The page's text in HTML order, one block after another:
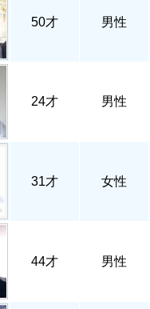
50才 男性
24才 男性
31才 女性
44才 男性